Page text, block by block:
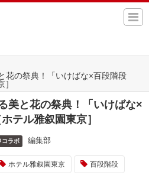
花の祭典！「いけばな×百段階段
美と花の祭典！「いけばな×
テル雅叙園東京］
コラボ 編集部
ホテル雅叙園東京 百段階段